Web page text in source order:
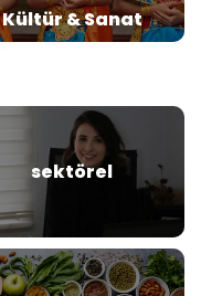
Kültür & Sanat
sektörel